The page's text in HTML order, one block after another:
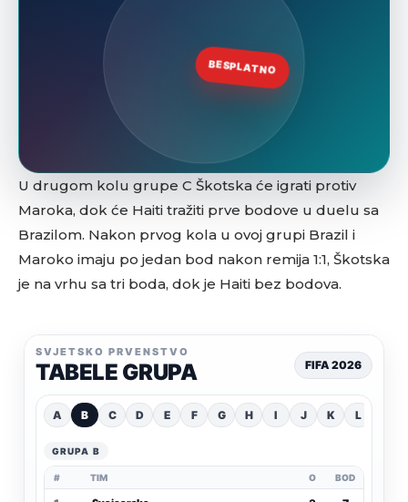
U drugom kolu grupe C Škotska će igrati protiv
Maroka, dok će Haiti tražiti prve bodove u duelu sa
Brazilom. Nakon prvog kola u ovoj grupi Brazil i
Maroko imaju po jedan bod nakon remija 1:1, Škotska
je na vrhu sa tri boda, dok je Haiti bez bodova.
SVJETSKO PRVENSTVO
TABELE GRUPA FIFA 2026
A B C D E F G H I J K L
GRUPA B
# TIM O BOD